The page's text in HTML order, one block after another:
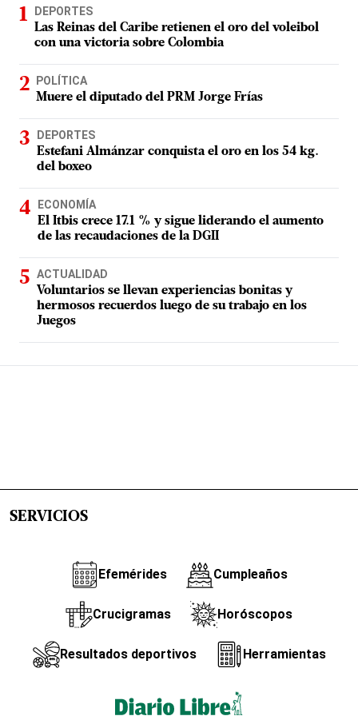
DEPORTES
Las Reinas del Caribe retienen el oro del voleibol
con una victoria sobre Colombia
POLÍTICA
Muere el diputado del PRM Jorge Frías
DEPORTES
Estefani Almánzar conquista el oro en los 54 kg.
del boxeo
ECONOMÍA
El Itbis crece 17.1 % y sigue liderando el aumento
de las recaudaciones de la DGII
ACTUALIDAD
Voluntarios se llevan experiencias bonitas y
hermosos recuerdos luego de su trabajo en los
Juegos
SERVICIOS
Efemérides Cumpleaños
Crucigramas Horóscopos
Resultados deportivos Herramientas